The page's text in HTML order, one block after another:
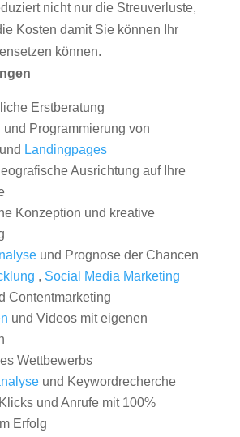
nicht nur die Streuverluste,
Kosten damit Sie können Ihr
können.
Erstberatung
und Programmierung von
Landingpages
Ausrichtung auf Ihre
Konzeption und kreative
und Prognose der Chancen
, Social Media Marketing
Contentmarketing
und Videos mit eigenen
Wettbewerbs
und Keywordrecherche
und Anrufe mit 100%
Erfolg